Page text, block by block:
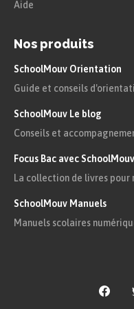
production, les
monnaies sans
leurs voisins,
inflationniste.
Le manque
pays pour
des
par rapport
impériale » :
Aide
Nos produits
SchoolMouv Orientation
Guide et conseils
SchoolMouv Le blog
Conseils et
Focus Bac avec SchoolMouv
La collection de livres pour
SchoolMouv Manuels
Manuels scolaires